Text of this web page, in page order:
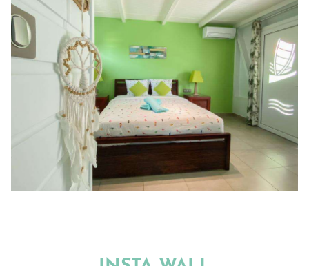
ACCESS
NEWS